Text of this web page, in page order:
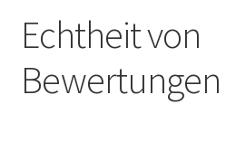
Transport-Gallerie
Shop
Echtheit von
Bewertungen